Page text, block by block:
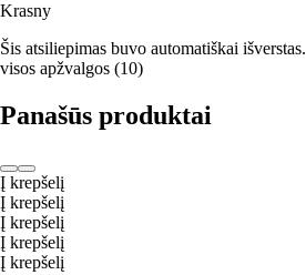
Krasny
Šis atsiliepimas buvo automatiškai išverstas.
visos apžvalgos (10)
Panašūs produktai
Į krepšelį
Į krepšelį
Į krepšelį
Į krepšelį
Į krepšelį